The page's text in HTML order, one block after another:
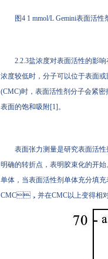
图4 1 mmol/L Gemini表面活
2.2.3盐浓度对表面活性的影响
浓度较低时，分子可以位于表面
(CMC)时，表面活性剂分子会紧
表面的饱和吸附[1]。
表面张力测量是研究表面活性
明确的转折点，表明胶束化的开始
单体，当表面活性剂单体充分填充
CMC，并在CMC以上变得相对恒